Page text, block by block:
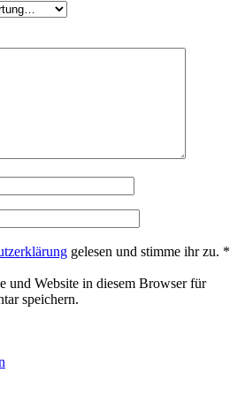
gelesen und stimme ihr zu. *
und Website in diesem Browser für
speichern.